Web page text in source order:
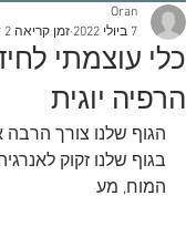
כלי עוצמתי
הרפיה יוגית
Oran
7 ביולי 2022
זמן קריאה 2 דקות
הגוף שלנו צורך הרבה
בגוף שלנו זקוק
המוח, מע